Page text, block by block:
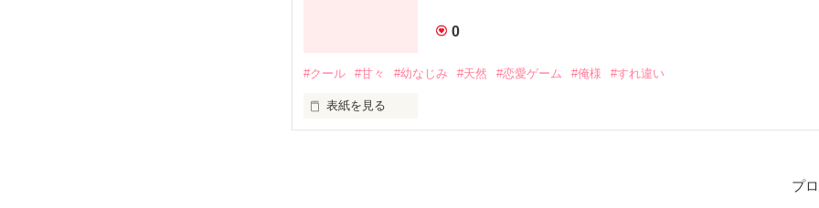
素敵なレビューありがとうございます！♡
作品を読む
ﾟ･*:.｡✡*:ﾟ･♡ﾟ･*:.｡✡*:ﾟ･♡
鈍感で少し天然な
             　　　葉月 香菜
0
#クール #甘々 #幼なじみ #天然 #恋愛ゲーム #俺様 #すれ違い
表紙を見る
プ